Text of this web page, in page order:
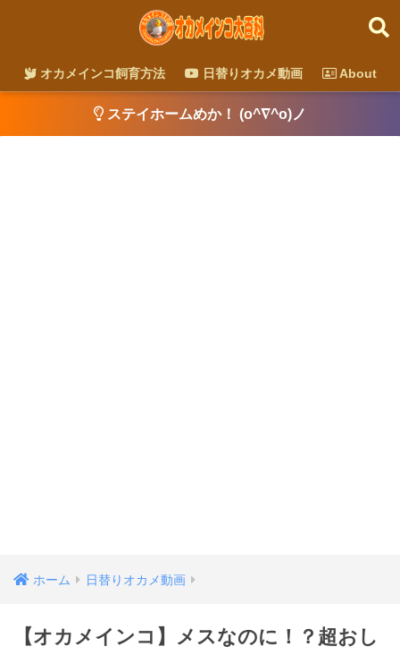
オカメインコ飼育方法 日替りオカメ動画 About
ステイホームめか！ (o^∇^o)ノ
ホーム 日替りオカメ動画
【オカメインコ】メスなのに！？超おし